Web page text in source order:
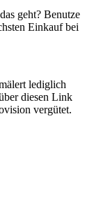
geht? Benutze
Einkauf bei
lediglich
diesen Link
vergütet.